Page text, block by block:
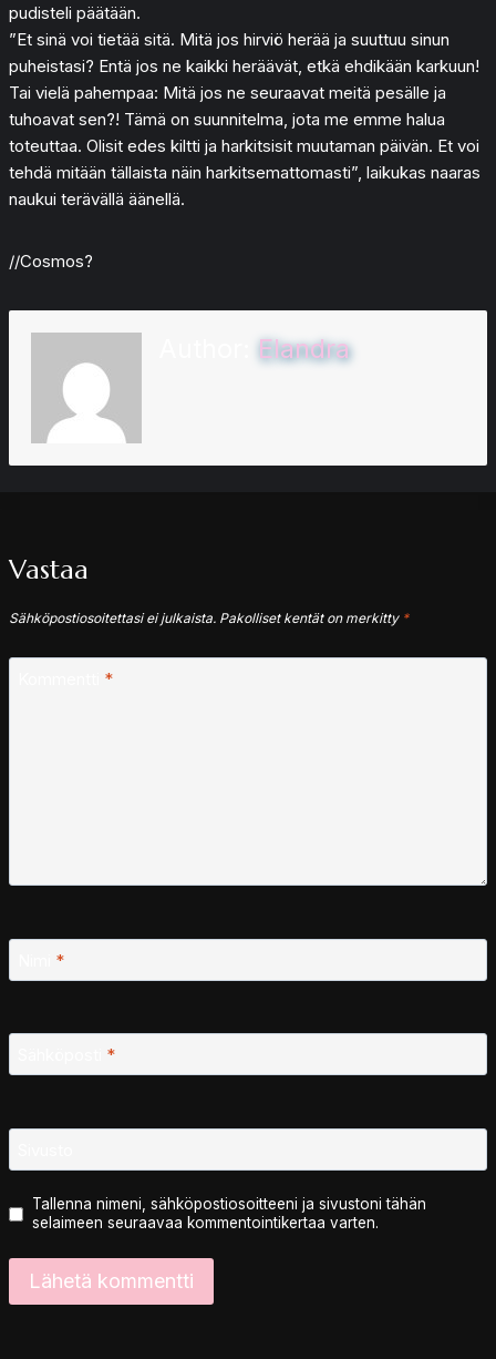
pudisteli päätään.
”Et sinä voi tietää sitä. Mitä jos hirviö herää ja suuttuu sinun
puheistasi? Entä jos ne kaikki heräävät, etkä ehdikään karkuun!
Tai vielä pahempaa: Mitä jos ne seuraavat meitä pesälle ja
tuhoavat sen?! Tämä on suunnitelma, jota me emme halua
toteuttaa. Olisit edes kiltti ja harkitsisit muutaman päivän. Et voi
tehdä mitään tällaista näin harkitsemattomasti”, laikukas naaras
naukui terävällä äänellä.
//Cosmos?
Elandra
Vastaa
Sähköpostiosoitettasi ei julkaista. Pakolliset kentät on merkitty *
*
*
*
Tallenna nimeni, sähköpostiosoitteeni ja sivustoni tähän
selaimeen seuraavaa kommentointikertaa varten.